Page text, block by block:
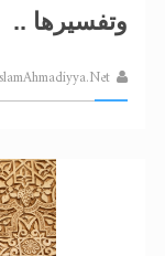
وتفسيرها ..